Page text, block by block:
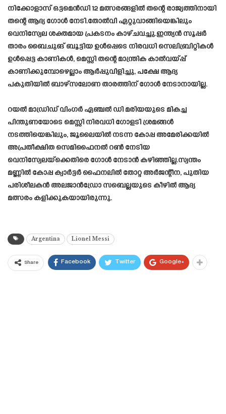
നിക്കോളാസ് ഒട്ടമെൻഡി 12 മത്സരങ്ങളിൽ തന്റെ രാജ്യത്തിനായി
തന്റെ ആദ്യ ഗോൾ നേടി.തോൽവി ഏറ്റുവാങ്ങിയെങ്കിലും
വെനിസ്വേല ശക്തമായ പ്രകടനം കാഴ്ചവച്ചു.ഇന്ത്യൻ സൂപ്പർ
താരം ബൈചുങ് ബൂട്ടിയ ഉൾപ്പെടെ നിരവധി സെലിബ്രിറ്റികൾ
ഉൾപ്പെട്ട കാണികൾ, മെസ്സി തന്റെ മാന്ത്രിക കാൽവയ്പ്പ്
കാണിക്കുമ്പോഴെല്ലാം ആർപ്പുവിളിച്ചു, പക്ഷേ ആദ്യ
പകുതിയിൽ ബാഴ്‌സലോണ താരത്തിന് ഗോൾ നേടാനായില്ല.
റയൽ മാഡ്രിഡ് വിംഗർ ഏഞ്ചൽ ഡി മരിയയുടെ മികച്ച
പിന്തുണയോടെ മെസ്സി നിരവധി ഗോളടി ശ്രമങ്ങൾ
നടത്തിയെങ്കിലും, ജൂലൈയിൽ നടന്ന കോപ്പ അമേരിക്കയിൽ
അപ്രതീക്ഷിത സെമിഫൈനൽ റൺ നേടിയ
വെനിസ്വേലയ്‌ക്കെതിരെ ഗോൾ നേടാൻ കഴിഞ്ഞില്ല.സ്വന്തം
മണ്ണിൽ കോപ്പ ക്വാർട്ടർ ഫൈനലിൽ തോറ്റ അർജന്റീന, പുതിയ
പരിശീലകൻ അലജാൻഡ്രോ സബെല്ലയുടെ കീഴിൽ ആദ്യ
മത്സരം കളിക്കുകയായിരുന്നു.
Argentina Lionel Messi
Share Facebook Twitter Google+